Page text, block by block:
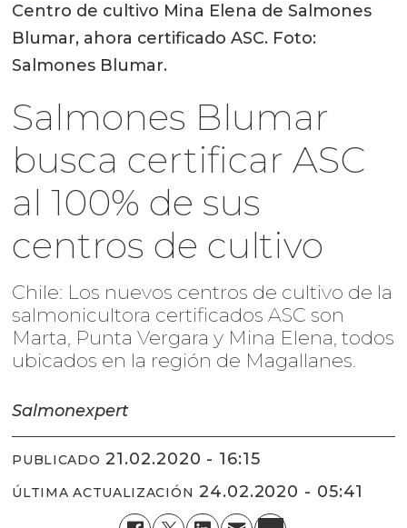
Centro de cultivo Mina Elena de Salmones
Blumar, ahora certificado ASC. Foto:
Salmones Blumar.
Salmones Blumar
busca certificar ASC
al 100% de sus
centros de cultivo
Chile: Los nuevos centros de cultivo de la
salmonicultora certificados ASC son
Marta, Punta Vergara y Mina Elena, todos
ubicados en la región de Magallanes.
Salmonexpert
PUBLICADO 21.02.2020 - 16:15
ÚLTIMA ACTUALIZACIÓN 24.02.2020 - 05:41